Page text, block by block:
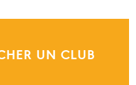
UN CLUB